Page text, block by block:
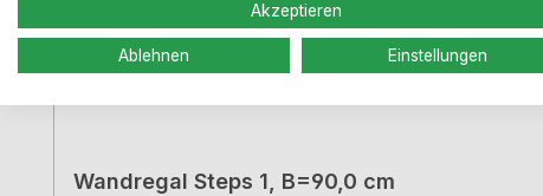
Wandregal Steps 1, B=90,0 cm
Akzeptieren
Ablehnen Einstellungen